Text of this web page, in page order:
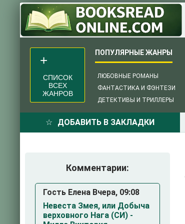
ЛЮБОВНЫЕ РОМАНЫ
ФАНТАСТИКА И ФЭНТЕЗИ
ДЕТЕКТИВЫ И ТРИЛЛЕРЫ
СПИСОК
ВСЕХ
ЖАНРОВ
ДОБАВИТЬ В ЗАКЛАДКИ
Комментарии:
Гость Елена Вчера, 09:08
Невеста Змея, или Добыча
верховного Нага (СИ) -